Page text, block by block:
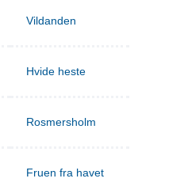
Vildanden
Hvide heste
Rosmersholm
Fruen fra havet